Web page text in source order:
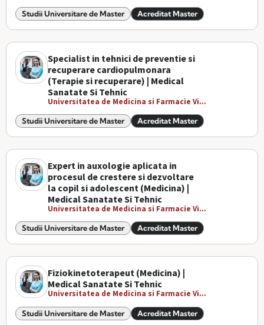
Studii Universitare de Master Acreditat Master
Specialist in tehnici de preventie si
recuperare cardiopulmonara
(Terapie si recuperare) | Medical
Sanatate Si Tehnic
Universitatea de Medicina si Farmacie Vi...
Studii Universitare de Master Acreditat Master
Expert in auxologie aplicata in
procesul de crestere si dezvoltare
la copil si adolescent (Medicina) |
Medical Sanatate Si Tehnic
Universitatea de Medicina si Farmacie Vi...
Studii Universitare de Master Acreditat Master
Fiziokinetoterapeut (Medicina) |
Medical Sanatate Si Tehnic
Universitatea de Medicina si Farmacie Vi...
Studii Universitare de Master Acreditat Master